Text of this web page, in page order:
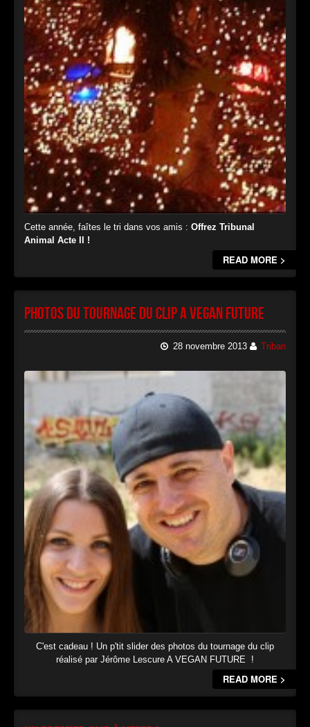
Cette année, faîtes le tri dans vos amis : Offrez Tribunal
Animal Acte II !
READ MORE >
Photos du tournage du clip A VEGAN FUTURE
28 novembre 2013 Triban
C'est cadeau ! Un p'tit slider des photos du tournage du clip
réalisé par Jérôme Lescure A VEGAN FUTURE !
READ MORE >